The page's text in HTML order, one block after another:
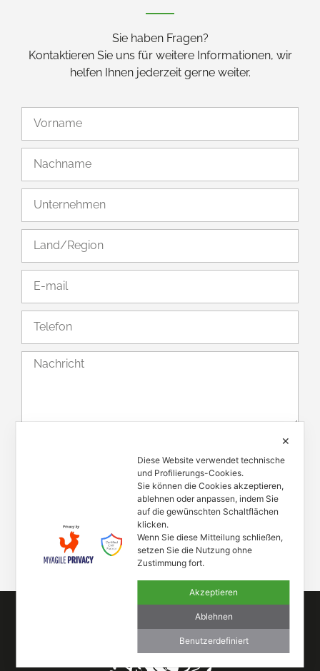
Sie haben Fragen?
Kontaktieren Sie uns für weitere Informationen, wir
helfen Ihnen jederzeit gerne weiter.
sich mit der Speicherung und Verarbeitung Ihrer
Daten durch diese Website einverstanden, siehe
NACHRICHT SENDEN
✕
Diese Website verwendet technische
und Profilierungs-Cookies.
Sie können die Cookies akzeptieren,
ablehnen oder anpassen, indem Sie
auf die gewünschten Schaltflächen
klicken.
Wenn Sie diese Mitteilung schließen,
setzen Sie die Nutzung ohne
Zustimmung fort.
Akzeptieren
Ablehnen
Benutzerdefiniert